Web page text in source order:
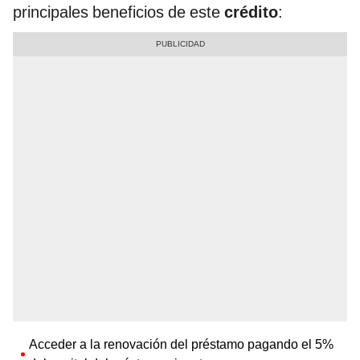
principales beneficios de este crédito:
Acceder a la renovación del préstamo pagando el 5%